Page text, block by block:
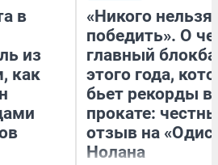
в
из
как
«Никого нельзя
победить». О
главный
этого года,
бьет рекорды в
прокате:
отзыв на
Нолана